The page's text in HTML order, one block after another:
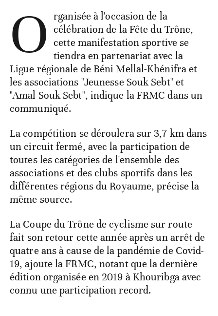
O rganisée à l'occasion de la
célébration de la Fête du Trône,
cette manifestation sportive se
tiendra en partenariat avec la
Ligue régionale de Béni Mellal-Khénifra et
les associations "Jeunesse Souk Sebt" et
"Amal Souk Sebt", indique la FRMC dans un
communiqué.
La compétition se déroulera sur 3,7 km dans
un circuit fermé, avec la participation de
toutes les catégories de l'ensemble des
associations et des clubs sportifs dans les
différentes régions du Royaume, précise la
même source.
La Coupe du Trône de cyclisme sur route
fait son retour cette année après un arrêt de
quatre ans à cause de la pandémie de Covid-
19, ajoute la FRMC, notant que la dernière
édition organisée en 2019 à Khouribga avec
connu une participation record.